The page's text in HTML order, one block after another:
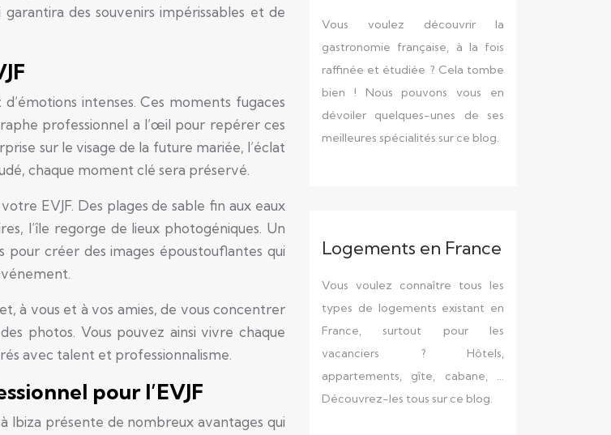
des souvenirs impérissables et de
intenses. Ces moments fugaces
professionnel a l’œil pour repérer ces
sur le visage de la future mariée, l’éclat
chaque moment clé sera préservé.
EVJF. Des plages de sable fin aux eaux
l’île regorge de lieux photogéniques. Un
créer des images époustouflantes qui
à vous et à vos amies, de vous concentrer
photos. Vous pouvez ainsi vivre chaque
avec talent et professionnalisme.
pour l’EVJF
présente de nombreux avantages qui
Vous voulez découvrir la
gastronomie française, à la fois
raffinée et étudiée ? Cela tombe
bien ! Nous pouvons vous en
dévoiler quelques-unes de ses
meilleures spécialités sur ce blog.
Logements en France
Vous voulez connaître tous les
types de logements existant en
France, surtout pour les
vacanciers ? Hôtels,
appartements, gîte, cabane, …
Découvrez-les tous sur ce blog.